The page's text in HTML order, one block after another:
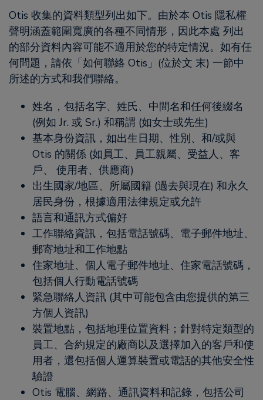
Otis 收集的資料類型列出如下。由於本 Otis 隱私權
聲明涵蓋範圍寬廣的各種不同情形，因此本處 列出
的部分資料內容可能不適用於您的特定情況。如有任
何問題，請依「如何聯絡 Otis」(位於文 末) 一節中
所述的方式和我們聯絡。
姓名，包括名字、姓氏、中間名和任何後綴名
(例如 Jr. 或 Sr.) 和稱謂 (如女士或先生)
基本身份資訊，如出生日期、性別、和/或與
Otis 的關係 (如員工、員工親屬、受益人、客
戶、 使用者、供應商)
出生國家/地區、所屬國籍 (過去與現在) 和永久
居民身份，根據適用法律規定或允許
語言和通訊方式偏好
工作聯絡資訊，包括電話號碼、電子郵件地址、
郵寄地址和工作地點
住家地址、個人電子郵件地址、住家電話號碼，
包括個人行動電話號碼
緊急聯絡人資訊 (其中可能包含由您提供的第三
方個人資訊)
裝置地點，包括地理位置資料；針對特定類型的
員工、合約規定的廠商以及選擇加入的客戶和使
用者，還包括個人運算裝置或電話的其他安全性
驗證
Otis 電腦、網路、通訊資料和記錄，包括公司